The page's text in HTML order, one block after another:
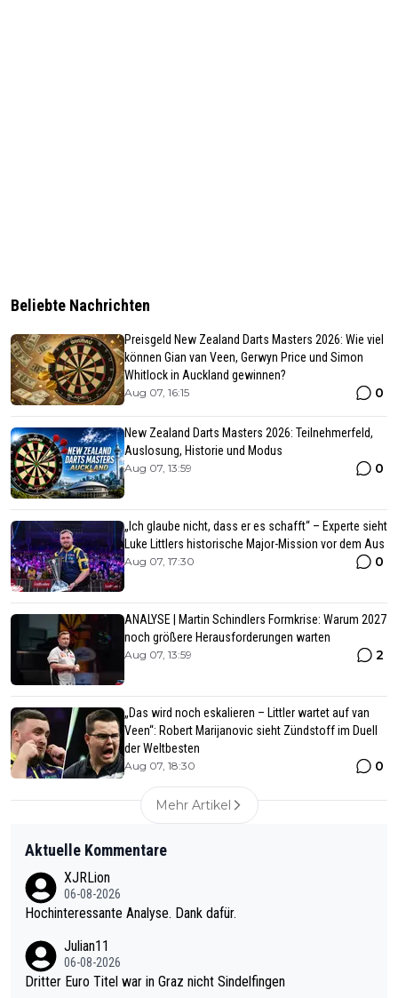
Beliebte Nachrichten
Preisgeld New Zealand Darts Masters 2026: Wie viel
können Gian van Veen, Gerwyn Price und Simon
Whitlock in Auckland gewinnen?
Aug 07, 16:15 0
New Zealand Darts Masters 2026: Teilnehmerfeld,
Auslosung, Historie und Modus
Aug 07, 13:59 0
„Ich glaube nicht, dass er es schafft“ – Experte sieht
Luke Littlers historische Major-Mission vor dem Aus
Aug 07, 17:30 0
ANALYSE | Martin Schindlers Formkrise: Warum 2027
noch größere Herausforderungen warten
Aug 07, 13:59 2
„Das wird noch eskalieren – Littler wartet auf van
Veen“: Robert Marijanovic sieht Zündstoff im Duell
der Weltbesten
Aug 07, 18:30 0
Mehr Artikel
Aktuelle Kommentare
XJRLion
06-08-2026
Hochinteressante Analyse. Dank dafür.
Julian11
06-08-2026
Dritter Euro Titel war in Graz nicht Sindelfingen